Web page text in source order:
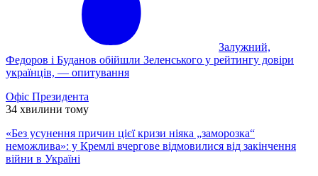
Залужний,
Федоров і Буданов обійшли Зеленського у рейтингу довіри
українців, — опитування
Офіс Президента
34 хвилини тому
«Без усунення причин цієї кризи ніяка „заморозка“
неможлива»: у Кремлі вчергове відмовилися від закінчення
війни в Україні